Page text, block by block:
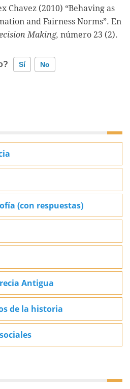
Chavez (2010) “Behaving as
and Fairness Norms”. En
Making, número 23 (2).
Sí No
información incorrecta
información que busco
(con respuestas)
Antigua
de la historia